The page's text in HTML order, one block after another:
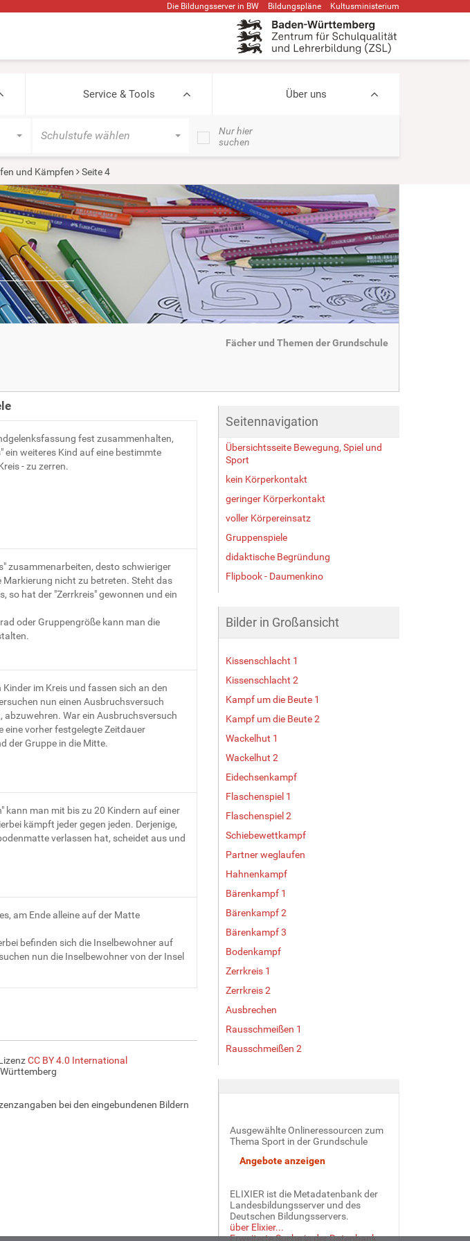
Die Bildungsserver in BW Bildungspläne Kultusministerium
Service & Tools Über uns
Schulstufe wählen
Nur hier
suchen
und Kämpfen Seite 4
Fächer und Themen der Grundschule
fest zusammenhalten,
ein weiteres Kind auf eine bestimmte
- zu zerren.
zusammenarbeiten, desto schwieriger
Markierung nicht zu betreten. Steht das
so hat der "Zerrkreis" gewonnen und ein
oder Gruppengröße kann man die
Kinder im Kreis und fassen sich an den
nun einen Ausbruchsversuch
abzuwehren. War ein Ausbruchsversuch
vorher festgelegte Zeitdauer
der Gruppe in die Mitte.
kann man mit bis zu 20 Kindern auf einer
kämpft jeder gegen jeden. Derjenige,
verlassen hat, scheidet aus und
am Ende alleine auf der Matte
befinden sich die Inselbewohner auf
nun die Inselbewohner von der Insel
CC BY 4.0 International
bei den eingebundenen Bildern
Seitennavigation
Übersichtsseite Bewegung, Spiel und
Sport
kein Körperkontakt
geringer Körperkontakt
voller Körpereinsatz
Gruppenspiele
didaktische Begründung
Flipbook - Daumenkino
Bilder in Großansicht
Kissenschlacht 1
Kissenschlacht 2
Kampf um die Beute 1
Kampf um die Beute 2
Wackelhut 1
Wackelhut 2
Eidechsenkampf
Flaschenspiel 1
Flaschenspiel 2
Schiebewettkampf
Partner weglaufen
Hahnenkampf
Bärenkampf 1
Bärenkampf 2
Bärenkampf 3
Bodenkampf
Zerrkreis 1
Zerrkreis 2
Ausbrechen
Rausschmeißen 1
Rausschmeißen 2
Ausgewählte Onlineressourcen zum
Thema Sport in der Grundschule
ELIXIER ist die Metadatenbank der
Landesbildungsserver und des
Deutschen Bildungsservers.
über Elixier...
Erweiterte Suche in der Datenbank...